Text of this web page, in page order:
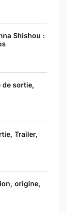
Shishou :
de sortie,
Trailer,
origine,